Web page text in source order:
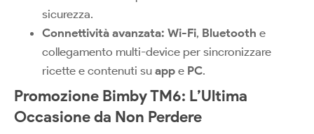
sicurezza.
Connettività avanzata: Wi-Fi, Bluetooth e
collegamento multi-device per sincronizzare
ricette e contenuti su app e PC.
Promozione Bimby TM6: L’Ultima
Occasione da Non Perdere